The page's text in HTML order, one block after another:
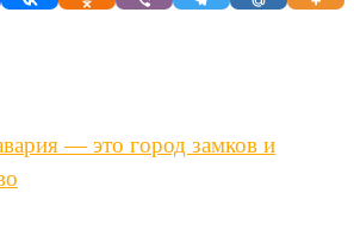
— это город замков и